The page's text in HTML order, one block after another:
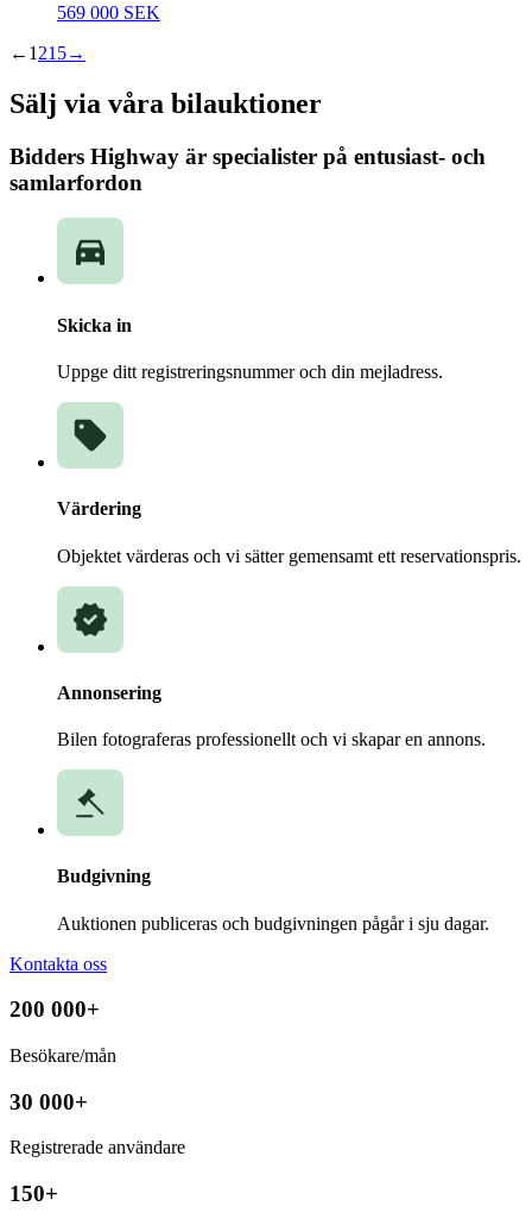
569 000 SEK
← 1 215→
Sälj via våra bilauktioner
Bidders Highway är specialister på entusiast- och
samlarfordon
Skicka in
Uppge ditt registreringsnummer och din mejladress.
Värdering
Objektet värderas och vi sätter gemensamt ett reservationspris.
Annonsering
Bilen fotograferas professionellt och vi skapar en annons.
Budgivning
Auktionen publiceras och budgivningen pågår i sju dagar.
Kontakta oss
200 000+
Besökare/mån
30 000+
Registrerade användare
150+